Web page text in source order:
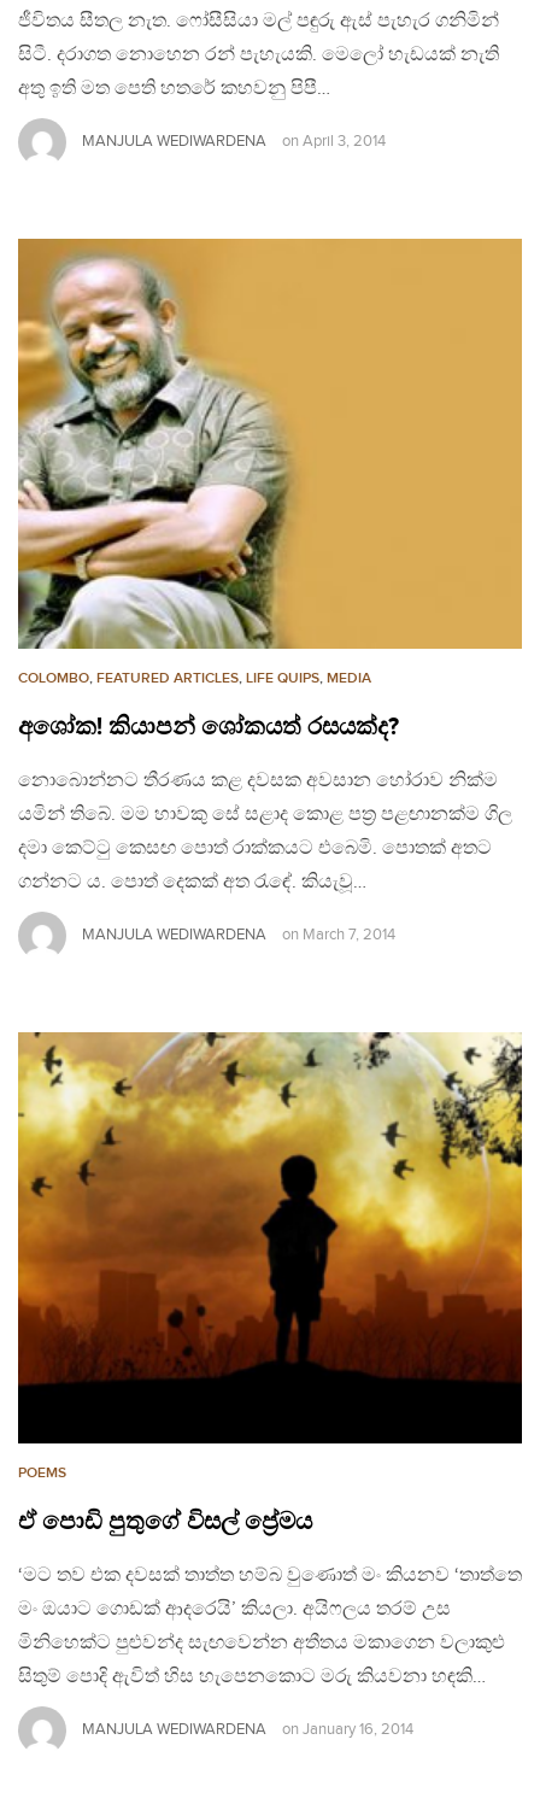
ජීවිතය සීතල නැත. ෆෝසීසියා මල් පඳුරු ඇස් පැහැර ගනිමින්
සිටී. දරාගත නොහෙන රන් පැහැයකි. මෙලෝ හැඩයක් නැති
අතු ඉති මත පෙති හතරේ කහවනු පිපී…
MANJULA WEDIWARDENA on April 3, 2014
COLOMBO, FEATURED ARTICLES, LIFE QUIPS, MEDIA
අශෝක! කියාපන් ශෝකයත් රසයක්ද?
නොබොන්නට තීරණය කළ දවසක අවසාන හෝරාව නික්ම
යමින් තිබේ. මම හාවකු සේ සළාද කොළ පත්‍ර පළඟානක්ම ගිල
දමා කෙට්ටු කෙසඟ පොත් රාක්කයට එබෙමි. පොතක් අතට
ගන්නට ය. පොත් දෙකක් අත රැඳේ. කියැවූ…
MANJULA WEDIWARDENA on March 7, 2014
POEMS
ඒ පොඩි පුතුගේ විසල් ප්‍රේමය
‘මට තව එක දවසක් තාත්ත හම්බ වුණොත් මං කියනව ‘තාත්තෙ
මං ඔයාට ගොඩක් ආදරෙයි’ කියලා. අයිෆලය තරම් උස
මිනිහෙක්ට පුළුවන්ද සැඟවෙන්න අතීතය මකාගෙන වලාකුළු
සිතුම් පොදි ඇවිත් හිස හැපෙනකොට මරු කියවනා හඳකි…
MANJULA WEDIWARDENA on January 16, 2014